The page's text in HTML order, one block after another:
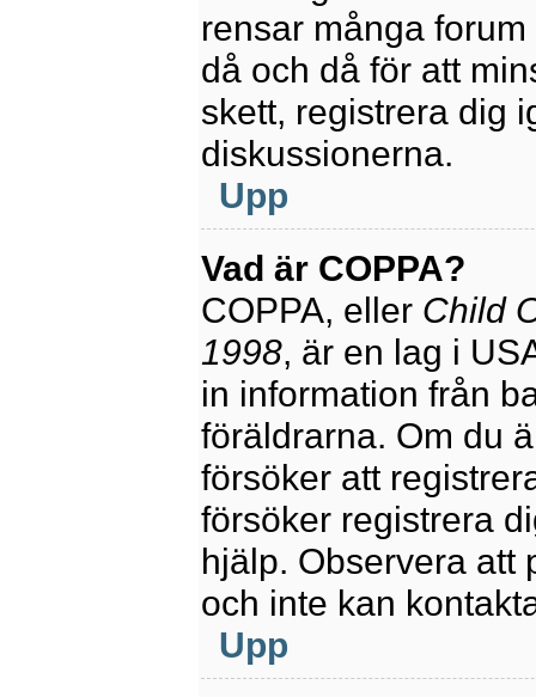
rensar många
då och då för att
skett, registrera dig
diskussionerna.
Upp
Vad är COPPA?
COPPA, eller Child
1998, är en lag i
in information från
föräldrarna. Om du
försöker att
försöker registrera
hjälp. Observera att
och inte kan
Upp